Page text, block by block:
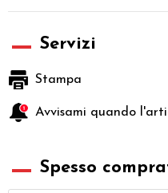
Servizi
Stampa
Avvisami quando
Spesso